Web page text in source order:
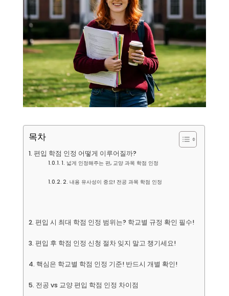
목차
편입 학점 인정 어떻게 이루어질까?
1. 넓게 인정해주는 편, 교양 과목 학점 인정
2. 내용 유사성이 중요! 전공 과목 학점 인정
편입 시 최대 학점 인정 범위는? 학교별 규정 확인 필수!
편입 후 학점 인정 신청 절차 잊지 말고 챙기세요!
핵심은 학교별 학점 인정 기준! 반드시 개별 확인!
전공 vs 교양 편입 학점 인정 차이점